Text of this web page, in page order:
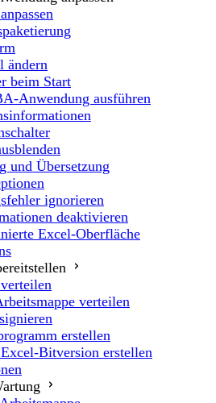
ändern
beim Start
Anwendung ausführen
und Übersetzung
ignorieren
deaktivieren
Excel-Oberfläche
verteilen
erstellen
Bitversion erstellen